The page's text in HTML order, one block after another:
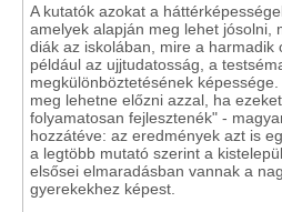
A kutatók azokat a
amelyek alapján meg lehet jósolni,
diák az iskolában, mire a harmadik
például az ujjtudatosság, a
megkülönböztetésének
meg lehetne előzni azzal, ha
folyamatosan fejlesztenék" -
hozzátéve: az eredmények azt is
a legtöbb mutató szerint a
elsősei elmaradásban vannak a
gyerekekhez képest.